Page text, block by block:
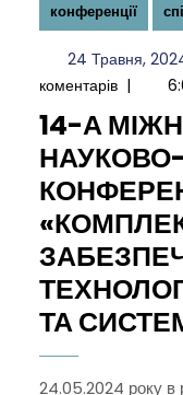
конференції
24 Травня,
коментарів |
14-А
ТА
24.05.2024 року в рамках 14-ї Міжнародної науково-